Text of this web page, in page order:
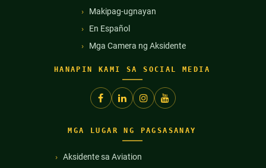
Makipag-ugnayan
En Español
Mga Camera ng Aksidente
HANAPIN KAMI SA SOCIAL MEDIA
MGA LUGAR NG PAGSASANAY
Aksidente sa Aviation